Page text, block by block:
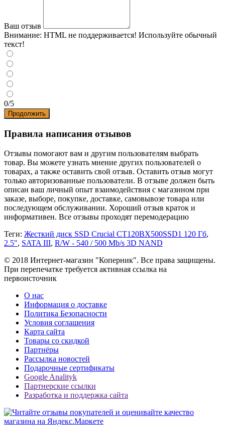
Ваш отзыв
Внимание: HTML не поддерживается! Используйте обычный
текст!
0/5
Продолжить
Правила написания отзывов
Отзывы помогают вам и другим пользователям выбрать
товар. Вы можете узнать мнение других пользователей о
товарах, а также оставить свой отзыв. Оставить отзыв могут
только авторизованные пользователи. В отзыве должен быть
описан ваш личный опыт взаимодействия с магазином при
заказе, выборе, покупке, доставке, самовывозе товара или
последующем обслуживании. Хороший отзыв краток и
информативен. Все отзывы проходят перемодерацию
Теги: Жесткий диск SSD Crucial CT120BX500SSD1 120 Гб,
2.5", SATA III, R/W - 540 / 500 Mb/s 3D NAND
© 2018 Интернет-магазин "Коперник". Все права защищены.
При перепечатке требуется активная ссылка на
первоисточник
О нас
Информация о доставке
Политика Безопасности
Условия соглашения
Карта сайта
Товары со скидкой
Партнёры
Рассылка новостей
Подарочные сертификаты
Google Analityk
Партнерские ссылки
Разработка и поддержка сайта